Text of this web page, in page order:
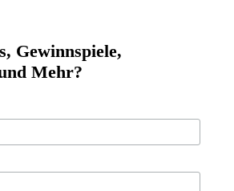
Gewinnspiele,
Mehr?